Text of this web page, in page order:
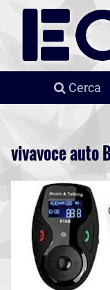
Cerca
vivavoce auto